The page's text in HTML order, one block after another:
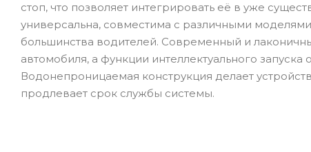
стоп, что позволяет интегрировать её в уже
универсальна, совместима с различными
большинства водителей. Современный и
автомобиля, а функции интеллектуального
Водонепроницаемая конструкция делает
продлевает срок службы системы.